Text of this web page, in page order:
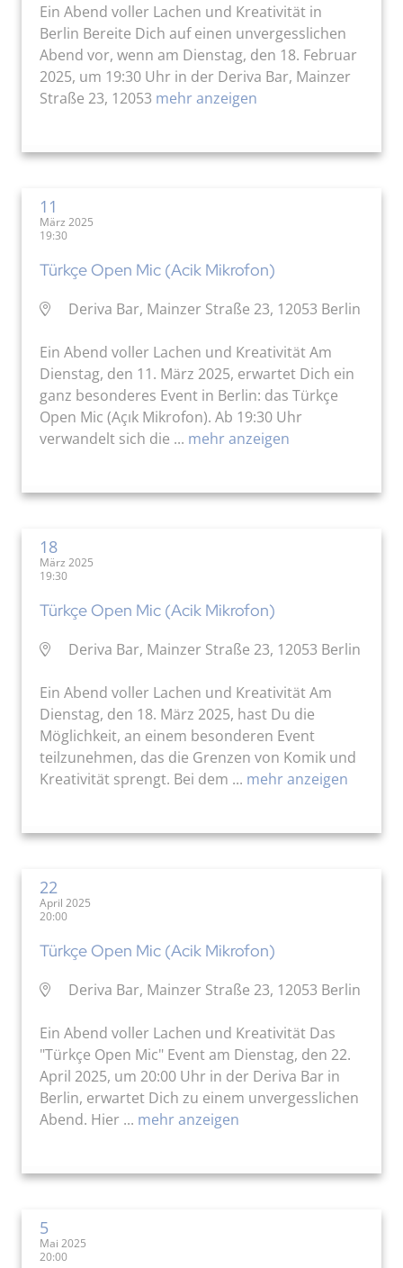
Ein Abend voller Lachen und Kreativität in
Berlin Bereite Dich auf einen unvergesslichen
Abend vor, wenn am Dienstag, den 18. Februar
2025, um 19:30 Uhr in der Deriva Bar, Mainzer
Straße 23, 12053 mehr anzeigen
11
März 2025
19:30
Türkçe Open Mic (Acik Mikrofon)
Deriva Bar, Mainzer Straße 23, 12053 Berlin
Ein Abend voller Lachen und Kreativität Am
Dienstag, den 11. März 2025, erwartet Dich ein
ganz besonderes Event in Berlin: das Türkçe
Open Mic (Açık Mikrofon). Ab 19:30 Uhr
verwandelt sich die ... mehr anzeigen
18
März 2025
19:30
Türkçe Open Mic (Acik Mikrofon)
Deriva Bar, Mainzer Straße 23, 12053 Berlin
Ein Abend voller Lachen und Kreativität Am
Dienstag, den 18. März 2025, hast Du die
Möglichkeit, an einem besonderen Event
teilzunehmen, das die Grenzen von Komik und
Kreativität sprengt. Bei dem ... mehr anzeigen
22
April 2025
20:00
Türkçe Open Mic (Acik Mikrofon)
Deriva Bar, Mainzer Straße 23, 12053 Berlin
Ein Abend voller Lachen und Kreativität Das
"Türkçe Open Mic" Event am Dienstag, den 22.
April 2025, um 20:00 Uhr in der Deriva Bar in
Berlin, erwartet Dich zu einem unvergesslichen
Abend. Hier ... mehr anzeigen
5
Mai 2025
20:00